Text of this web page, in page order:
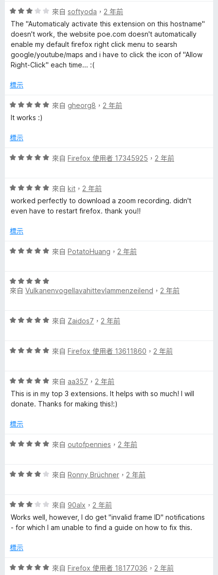
分
，
滿
分
5
分
評
價
3
分
，
滿
5
來自 softyoda ， 2 年前
The "Automaticaly activate this extension on this hostname"
doesn't work, the website poe.com doesn't automatically
enable my default firefox right click menu to searsh
google/youtube/maps and i have to click the icon of "Allow
Right-Click" each time... :(
標示
評
價
分
滿
分
來自 gheorg8 ， 2 年前
It works :)
標示
評
分
，
滿
5
來自 Firefox 使用者 17345925 ， 2 年前
評
價
5
，
分
來自 kit ， 2 年前
worked perfectly to download a zoom recording. didn't
even have to restart firefox. thank you!!
標示
評
分
，
5
來自 PotatoHuang ， 2 年前
評
價
，
5
來自 Vulkanenvogellavahittevlammenzeilend ， 2 年前
評
分
分
5
分
來自 Zaidos7 ， 2 年前
評
分
，
滿
5
來自 Firefox 使用者 13611860 ， 2 年前
評
價
5
，
分
來自 aa357 ， 2 年前
This is in my top 3 extensions. It helps with so much! I will
donate. Thanks for making this!:)
標示
評
分
分
5
分
來自 outofpennies ， 2 年前
評
分
，
滿
5
來自 Ronny Brüchner ， 2 年前
評
價
，
分
來自 90alx ， 2 年前
Works well, however, I do get "invalid frame ID" notifications
- for which I am unable to find a guide on how to fix this.
標示
評
來自 Firefox 使用者 18177036 ， 2 年前